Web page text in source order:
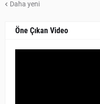
Daha yeni
Öne Çıkan Video